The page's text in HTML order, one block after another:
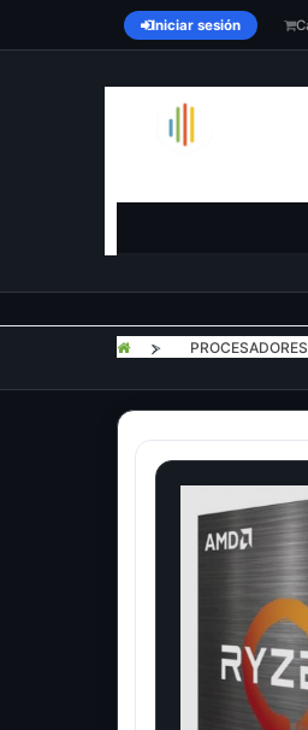
Iniciar sesión
> PROCESADORES